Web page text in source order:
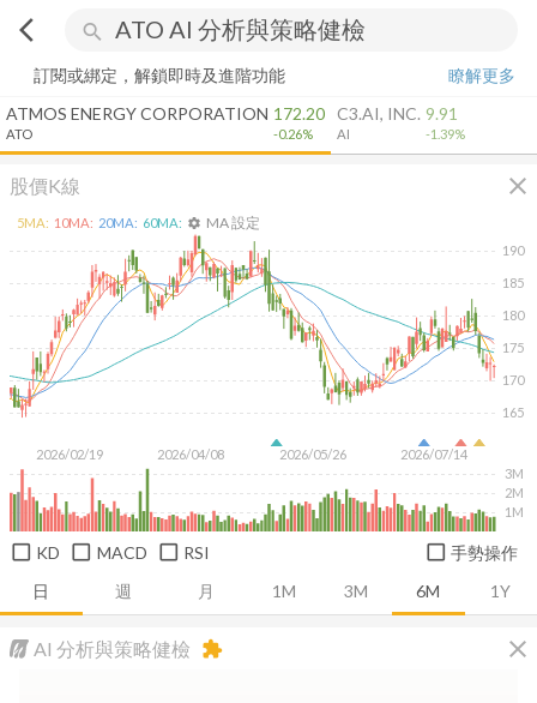
arrow_back_ios search
訂閱或綁定，解鎖即時及進階功能
瞭解更多
ATMOS ENERGY CORPORATION
ATO
172.20
-0.26%
C3.AI, INC.
AI
9.91
-1.39%
股價K線 close
日 週 月 1M 3M 6M 1Y
2026/02/19 2026/04/08 2026/05/26 2026/07/14
165
170
175
180
185
190
1M
2M
3M
5MA: 10MA: 20MA: 60MA: settings MA 設定
KD MACD RSI 手勢操作
AI 分析與策略健檢 close
extension